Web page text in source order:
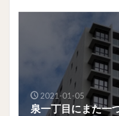
2021-01-05
泉一丁目にまた一